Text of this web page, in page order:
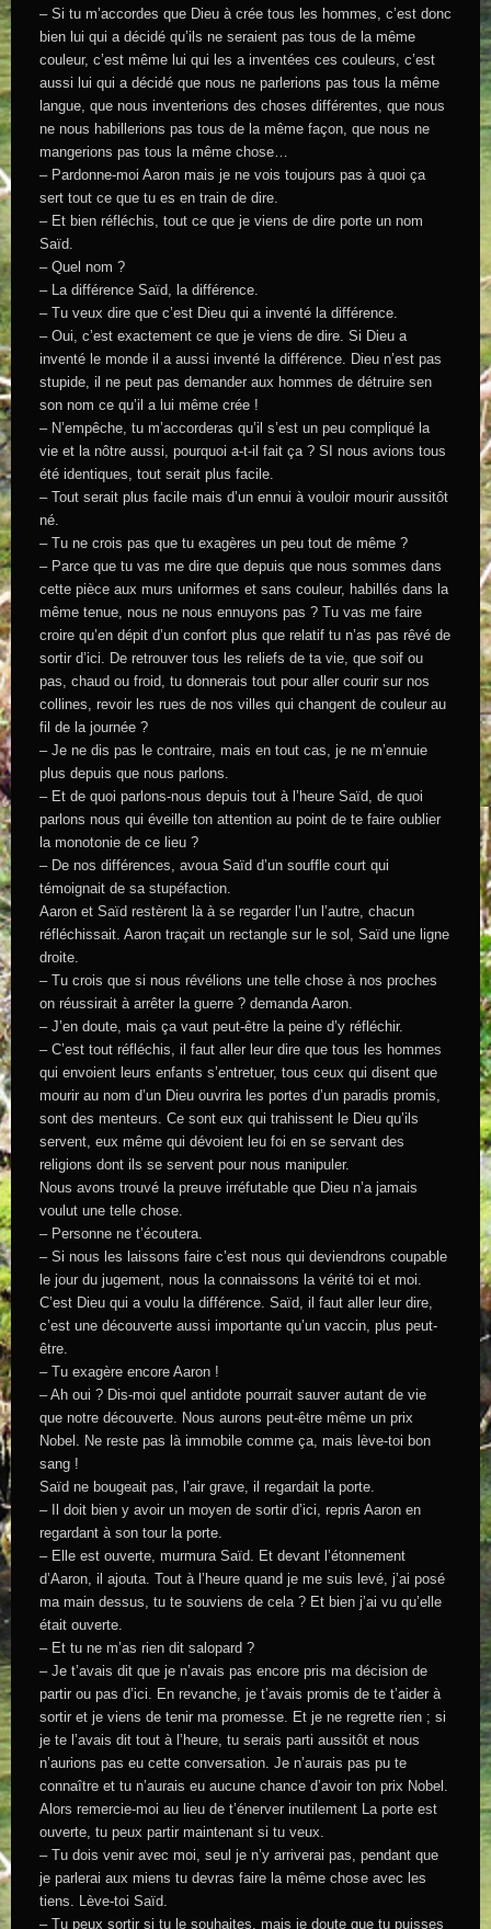
– Si tu m’accordes que Dieu à crée tous les hommes, c’est donc
bien lui qui a décidé qu’ils ne seraient pas tous de la même
couleur, c’est même lui qui les a inventées ces couleurs, c’est
aussi lui qui a décidé que nous ne parlerions pas tous la même
langue, que nous inventerions des choses différentes, que nous
ne nous habillerions pas tous de la même façon, que nous ne
mangerions pas tous la même chose…
– Pardonne-moi Aaron mais je ne vois toujours pas à quoi ça
sert tout ce que tu es en train de dire.
– Et bien réfléchis, tout ce que je viens de dire porte un nom
Saïd.
– Quel nom ?
– La différence Saïd, la différence.
– Tu veux dire que c’est Dieu qui a inventé la différence.
– Oui, c’est exactement ce que je viens de dire. Si Dieu a
inventé le monde il a aussi inventé la différence. Dieu n’est pas
stupide, il ne peut pas demander aux hommes de détruire sen
son nom ce qu’il a lui même crée !
– N’empêche, tu m’accorderas qu’il s’est un peu compliqué la
vie et la nôtre aussi, pourquoi a-t-il fait ça ? SI nous avions tous
été identiques, tout serait plus facile.
– Tout serait plus facile mais d’un ennui à vouloir mourir aussitôt
né.
– Tu ne crois pas que tu exagères un peu tout de même ?
– Parce que tu vas me dire que depuis que nous sommes dans
cette pièce aux murs uniformes et sans couleur, habillés dans la
même tenue, nous ne nous ennuyons pas ? Tu vas me faire
croire qu’en dépit d’un confort plus que relatif tu n’as pas rêvé de
sortir d’ici. De retrouver tous les reliefs de ta vie, que soif ou
pas, chaud ou froid, tu donnerais tout pour aller courir sur nos
collines, revoir les rues de nos villes qui changent de couleur au
fil de la journée ?
– Je ne dis pas le contraire, mais en tout cas, je ne m’ennuie
plus depuis que nous parlons.
– Et de quoi parlons-nous depuis tout à l’heure Saïd, de quoi
parlons nous qui éveille ton attention au point de te faire oublier
la monotonie de ce lieu ?
– De nos différences, avoua Saïd d’un souffle court qui
témoignait de sa stupéfaction.
Aaron et Saïd restèrent là à se regarder l’un l’autre, chacun
réfléchissait. Aaron traçait un rectangle sur le sol, Saïd une ligne
droite.
– Tu crois que si nous révélions une telle chose à nos proches
on réussirait à arrêter la guerre ? demanda Aaron.
– J’en doute, mais ça vaut peut-être la peine d’y réfléchir.
– C’est tout réfléchis, il faut aller leur dire que tous les hommes
qui envoient leurs enfants s’entretuer, tous ceux qui disent que
mourir au nom d’un Dieu ouvrira les portes d’un paradis promis,
sont des menteurs. Ce sont eux qui trahissent le Dieu qu’ils
servent, eux même qui dévoient leu foi en se servant des
religions dont ils se servent pour nous manipuler.
Nous avons trouvé la preuve irréfutable que Dieu n’a jamais
voulut une telle chose.
– Personne ne t’écoutera.
– Si nous les laissons faire c’est nous qui deviendrons coupable
le jour du jugement, nous la connaissons la vérité toi et moi.
C’est Dieu qui a voulu la différence. Saïd, il faut aller leur dire,
c’est une découverte aussi importante qu’un vaccin, plus peut-
être.
– Tu exagère encore Aaron !
– Ah oui ? Dis-moi quel antidote pourrait sauver autant de vie
que notre découverte. Nous aurons peut-être même un prix
Nobel. Ne reste pas là immobile comme ça, mais lève-toi bon
sang !
Saïd ne bougeait pas, l’air grave, il regardait la porte.
– Il doit bien y avoir un moyen de sortir d’ici, repris Aaron en
regardant à son tour la porte.
– Elle est ouverte, murmura Saïd. Et devant l’étonnement
d’Aaron, il ajouta. Tout à l’heure quand je me suis levé, j’ai posé
ma main dessus, tu te souviens de cela ? Et bien j’ai vu qu’elle
était ouverte.
– Et tu ne m’as rien dit salopard ?
– Je t’avais dit que je n’avais pas encore pris ma décision de
partir ou pas d’ici. En revanche, je t’avais promis de te t’aider à
sortir et je viens de tenir ma promesse. Et je ne regrette rien ; si
je te l’avais dit tout à l’heure, tu serais parti aussitôt et nous
n’aurions pas eu cette conversation. Je n’aurais pas pu te
connaître et tu n’aurais eu aucune chance d’avoir ton prix Nobel.
Alors remercie-moi au lieu de t’énerver inutilement La porte est
ouverte, tu peux partir maintenant si tu veux.
– Tu dois venir avec moi, seul je n’y arriverai pas, pendant que
je parlerai aux miens tu devras faire la même chose avec les
tiens. Lève-toi Saïd.
– Tu peux sortir si tu le souhaites, mais je doute que tu puisses